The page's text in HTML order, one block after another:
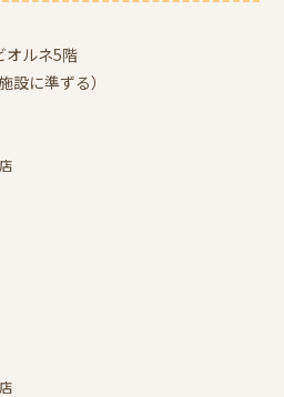
ルネ5階
設に準ずる）